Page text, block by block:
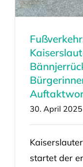
30. April 2025
startet der